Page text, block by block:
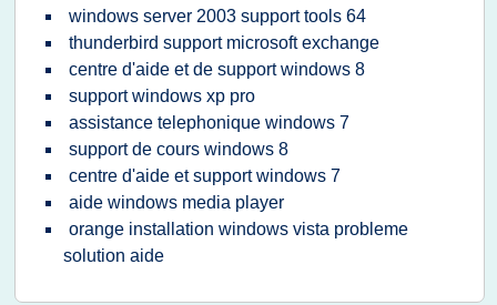
windows server 2003 support tools 64
thunderbird support microsoft exchange
centre d'aide et de support windows 8
support windows xp pro
assistance telephonique windows 7
support de cours windows 8
centre d'aide et support windows 7
aide windows media player
orange installation windows vista probleme
solution aide